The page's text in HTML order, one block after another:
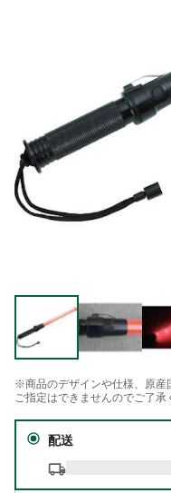
※商品のデザインや仕様、原産
ご指定はできませんのでご了承
配送